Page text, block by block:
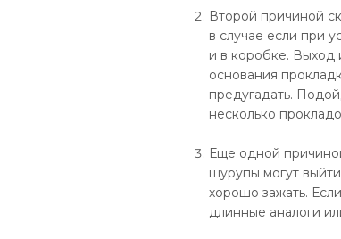
Второй причиной
в случае если при
и в коробке. Выход
основания
предугадать.
несколько
Еще одной
шурупы могут
хорошо зажать.
длинные аналоги